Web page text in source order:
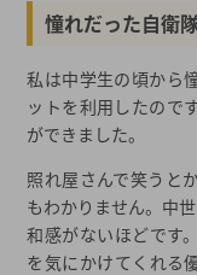
憧れだった自衛
私は中学生の頃から
ットを利用したので
ができました。
照れ屋さんで笑うと
もわかりません。中
和感がないほどです
を気にかけてくれる